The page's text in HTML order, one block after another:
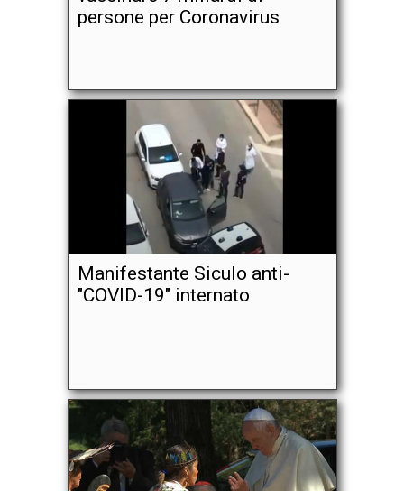
persone per Coronavirus
Manifestante Siculo anti-
"COVID-19" internato